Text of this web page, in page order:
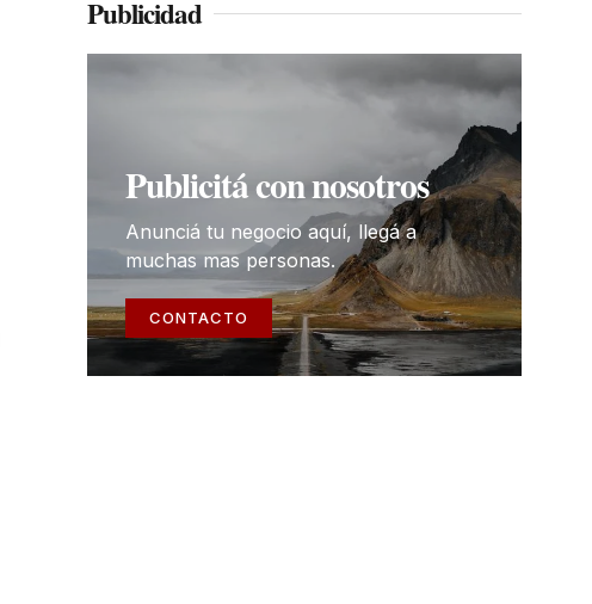
Publicidad
Publicitá con nosotros
Anunciá tu negocio aquí, llegá a
muchas mas personas.
CONTACTO